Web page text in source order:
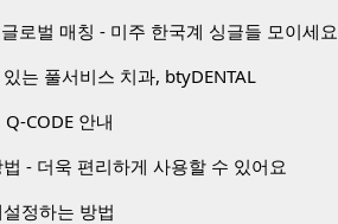
로벌 매칭 - 미주 한국계 싱글들 모이세요
는 풀서비스 치과, btyDENTAL
Q-CODE 안내
- 더욱 편리하게 사용할 수 있어요
정하는 방법